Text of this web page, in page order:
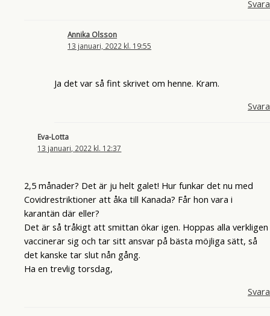
Svara
Annika Olsson
13 januari, 2022 kl. 19:55
Ja det var så fint skrivet om henne. Kram.
Svara
Eva-Lotta
13 januari, 2022 kl. 12:37
2,5 månader? Det är ju helt galet! Hur funkar det nu med
Covidrestriktioner att åka till Kanada? Får hon vara i
karantän där eller?
Det är så tråkigt att smittan ökar igen. Hoppas alla verkligen
vaccinerar sig och tar sitt ansvar på bästa möjliga sätt, så
det kanske tar slut nån gång.
Ha en trevlig torsdag,
Svara